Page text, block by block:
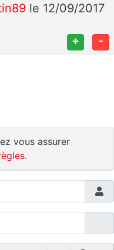
le 12/09/2017
+ -
vous assurer
.